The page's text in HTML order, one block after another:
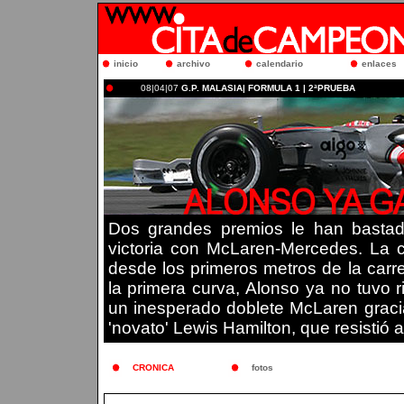
inicio archivo calendario enlaces
08|04|07 G.P. MALASIA| FORMULA 1 | 2ªPRUEBA
Dos grandes premios le han
victoria con McLaren-Mercedes. La
desde los primeros metros de la
la primera curva, Alonso ya no tuvo
un inesperado doblete McLaren
'novato' Lewis Hamilton, que resistió
CRONICA fotos